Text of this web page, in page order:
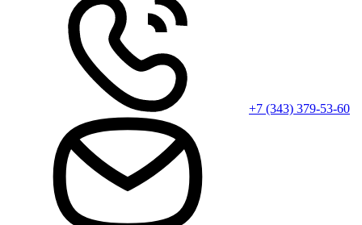
+7 (343) 379-53-60